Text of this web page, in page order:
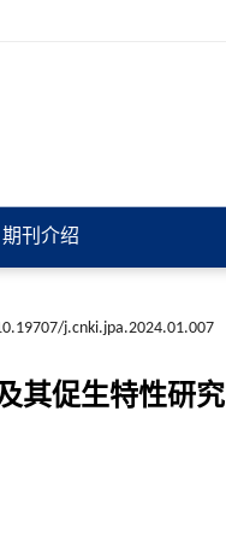
期刊介绍
j.cnki.jpa.2024.01.007
其促生特性研究